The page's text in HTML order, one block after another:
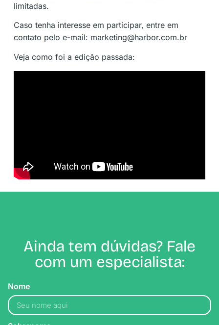
limitadas.
Caso tenha interesse em participar, entre em
contato pelo e-mail: marketing@harbor.com.br
Veja como foi a edição passada:
Ainda tem dúvidas? Fale
com um especialista:
Nome